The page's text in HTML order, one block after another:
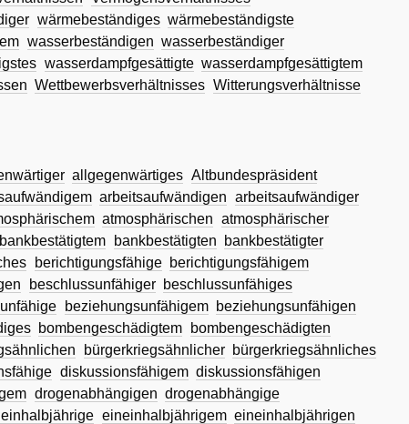
wärmebeständiges wärmebeständigste
wasserbeständigen wasserbeständiger
wasserdampfgesättigte wasserdampfgesättigtem
Wettbewerbsverhältnisses Witterungsverhältnisse
allgegenwärtiges Altbundespräsident
arbeitsaufwändigen arbeitsaufwändiger
atmosphärischen atmosphärischer
bankbestätigtem bankbestätigten
bankbestätigter
berichtigungsfähige
berichtigungsfähigem
beschlussunfähiger
beschlussunfähiges
beziehungsunfähigem
beziehungsunfähigen
bombengeschädigtem
bombengeschädigten
bürgerkriegsähnlicher
bürgerkriegsähnliches
diskussionsfähigem diskussionsfähigen
drogenabhängigen drogenabhängige
eineinhalbjährigem eineinhalbjährigen